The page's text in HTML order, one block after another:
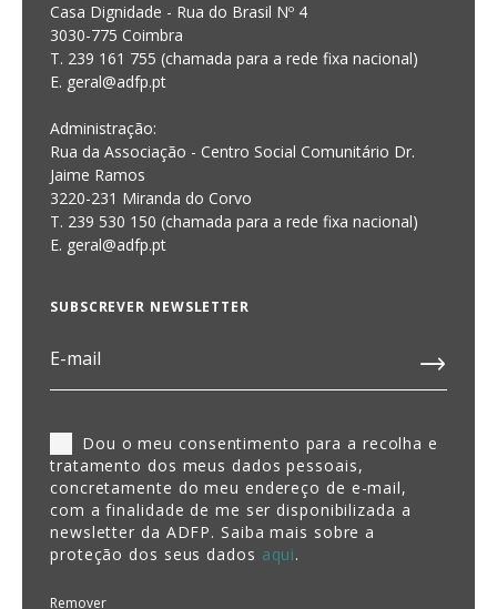
Casa Dignidade - Rua do Brasil Nº 4
3030-775 Coimbra
T. 239 161 755 (chamada para a rede fixa nacional)
E. geral@adfp.pt
Administração:
Rua da Associação - Centro Social Comunitário Dr.
Jaime Ramos
3220-231 Miranda do Corvo
T. 239 530 150 (chamada para a rede fixa nacional)
E. geral@adfp.pt
SUBSCREVER NEWSLETTER
Dou o meu consentimento para a recolha e
tratamento dos meus dados pessoais,
concretamente do meu endereço de e-mail,
com a finalidade de me ser disponibilizada a
newsletter da ADFP. Saiba mais sobre a
proteção dos seus dados aqui.
Remover